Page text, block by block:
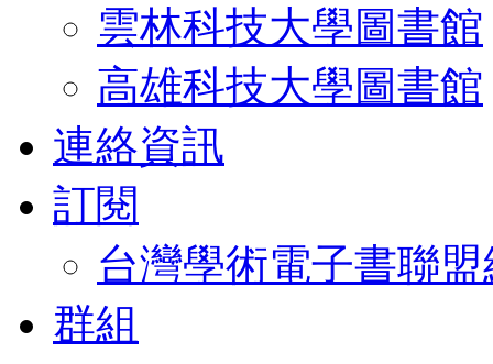
雲林科技大學圖書館
高雄科技大學圖書館
連絡資訊
訂閱
台灣學術電子書聯
群組